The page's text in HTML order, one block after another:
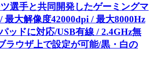
選手と共同開発したゲーミングマ
最大解像度42000dpi / 最大8000Hz
ッドに対応/USB有線 / 2.4GHz無
ラウザ上で設定が可能/黒・白の